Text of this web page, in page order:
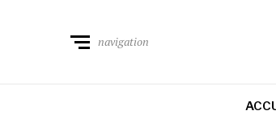
navigation